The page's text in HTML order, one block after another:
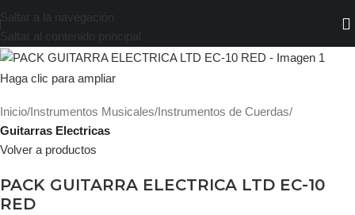
Saltar a la navegación
Saltar al contenido principal
Haga clic para ampliar
Inicio Instrumentos Musicales Instrumentos de Cuerdas
Guitarras Electricas
Volver a productos
PACK GUITARRA ELECTRICA LTD EC-10
RED